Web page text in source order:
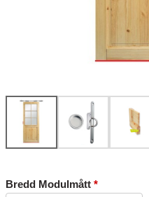
Bredd Modulmått *